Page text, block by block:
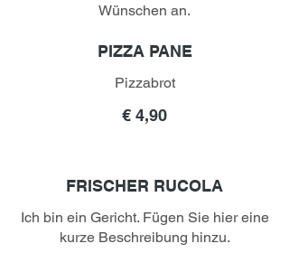
Wünschen an.
PIZZA PANE
Pizzabrot
€ 4,90
FRISCHER RUCOLA
Ich bin ein Gericht. Fügen Sie hier eine
kurze Beschreibung hinzu.